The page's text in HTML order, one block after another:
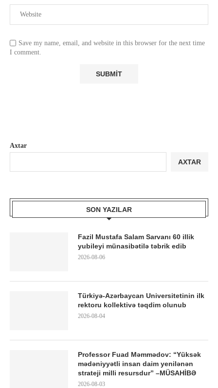
Save my name, email, and website in this browser for the next time
I comment.
Axtar
AXTAR
SON YAZILAR
Fazil Mustafa Salam Sarvanı 60 illik
yubileyi münasibətilə təbrik edib
2026-08-06
Türkiyə-Azərbaycan Universitetinin ilk
rektoru kollektivə təqdim olunub
2026-08-04
Professor Fuad Məmmədov: “Yüksək
mədəniyyətli insan daim yenilənən
strateji milli resursdur” –MÜSAHİBƏ
2026-08-03